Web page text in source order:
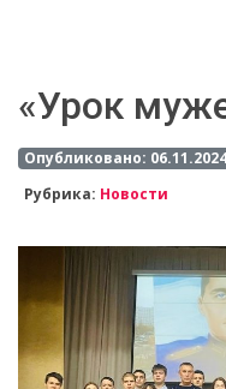
«Урок
Опубликовано: 06.11.2024
Рубрика: Новости